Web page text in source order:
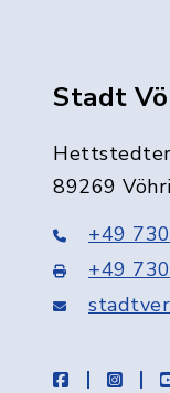
Stadt
89269
+49
+49
facebook